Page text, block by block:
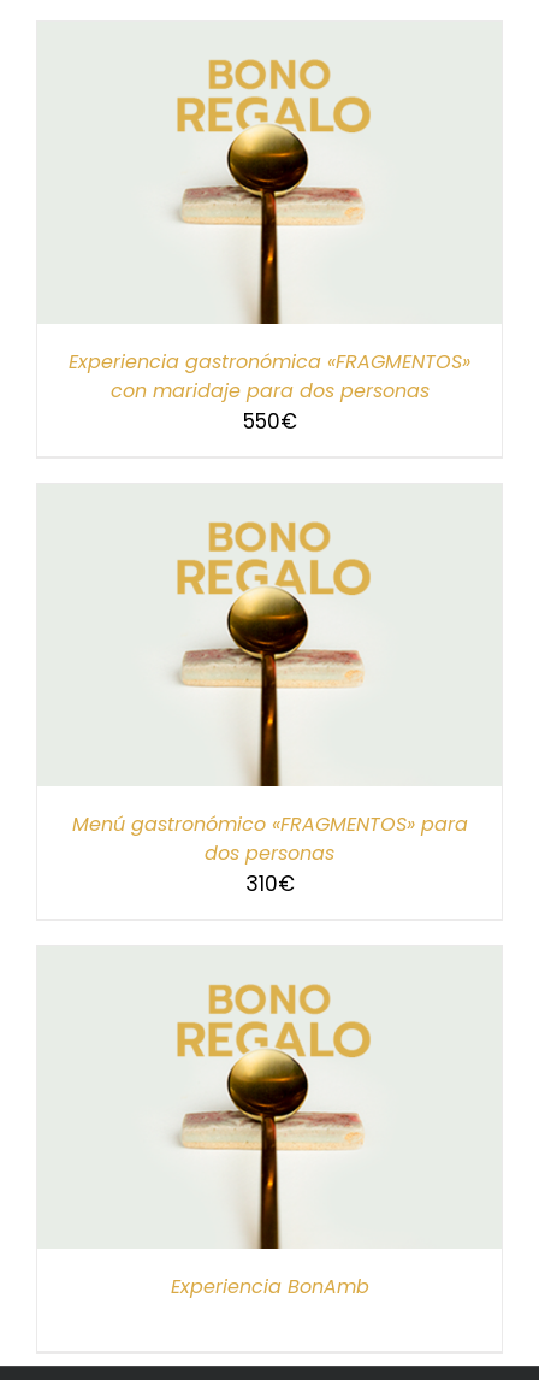
Experiencia gastronómica «FRAGMENTOS»
con maridaje para dos personas
550€
Menú gastronómico «FRAGMENTOS» para
dos personas
310€
Experiencia BonAmb